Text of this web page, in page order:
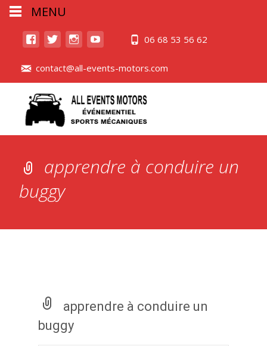
06 68 53 56 62
contact@all-events-motors.com
apprendre à conduire un
buggy
apprendre à conduire un
buggy
MENU